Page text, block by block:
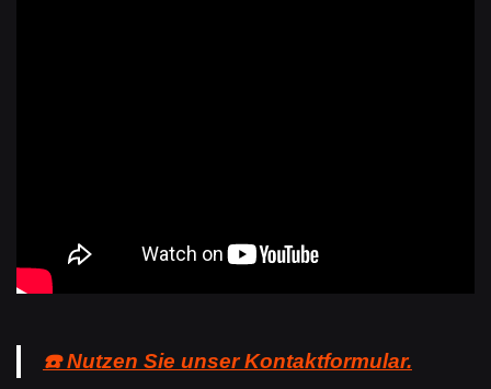
☎️ Nutzen Sie unser Kontaktformular.